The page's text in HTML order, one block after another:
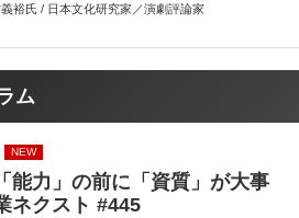
裕氏 / 日本文化研究家／演劇評論家
ム
NEW
能力」の前に「資質」が大事
ネクスト #445